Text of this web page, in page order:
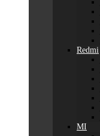
Redmi
MI